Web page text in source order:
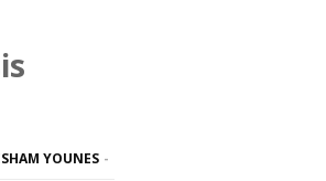
YOUNES